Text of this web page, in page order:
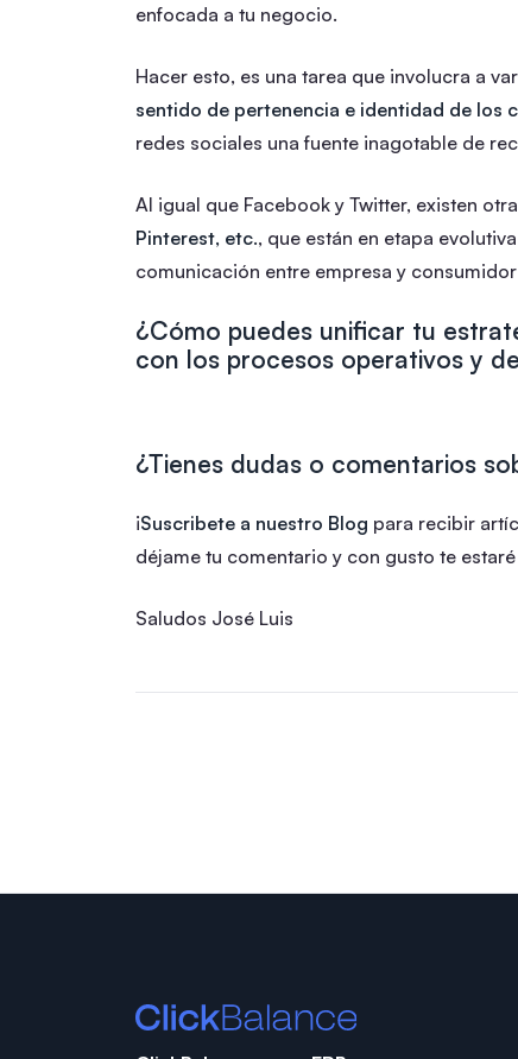
enfocada a tu negocio.
Hacer esto, es una tarea que involucra a
sentido de pertenencia e identidad de los
redes sociales una fuente inagotable de
Al igual que Facebook y Twitter, existen
Pinterest, etc., que están en etapa
comunicación entre empresa y
¿Cómo puedes unificar tu
con los procesos operativos y
¿Tienes dudas o comentarios
¡Suscribete a nuestro Blog para recibir
déjame tu comentario y con gusto te
Saludos José Luis